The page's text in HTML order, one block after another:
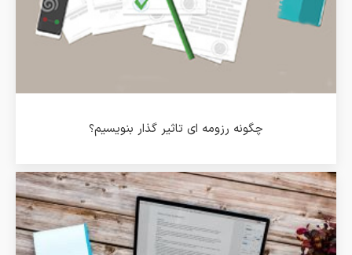
چگونه رزومه ای تاثیر گذار بنویسیم؟